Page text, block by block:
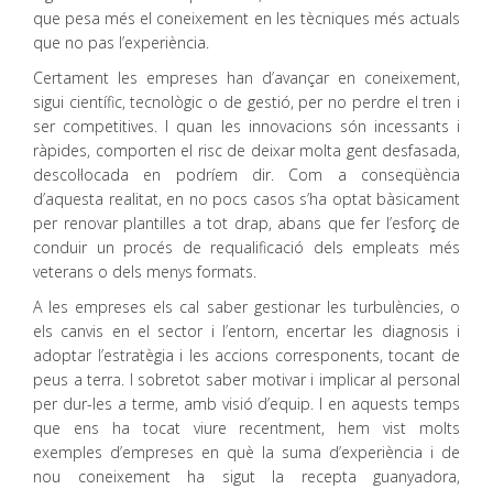
que pesa més el coneixement en les tècniques més actuals
que no pas l’experiència.
Certament les empreses han d’avançar en coneixement,
sigui científic, tecnològic o de gestió, per no perdre el tren i
ser competitives. I quan les innovacions són incessants i
ràpides, comporten el risc de deixar molta gent desfasada,
descol·locada en podríem dir. Com a conseqüència
d’aquesta realitat, en no pocs casos s’ha optat bàsicament
per renovar plantilles a tot drap, abans que fer l’esforç de
conduir un procés de requalificació dels empleats més
veterans o dels menys formats.
A les empreses els cal saber gestionar les turbulències, o
els canvis en el sector i l’entorn, encertar les diagnosis i
adoptar l’estratègia i les accions corresponents, tocant de
peus a terra. I sobretot saber motivar i implicar al personal
per dur-les a terme, amb visió d’equip. I en aquests temps
que ens ha tocat viure recentment, hem vist molts
exemples d’empreses en què la suma d’experiència i de
nou coneixement ha sigut la recepta guanyadora,